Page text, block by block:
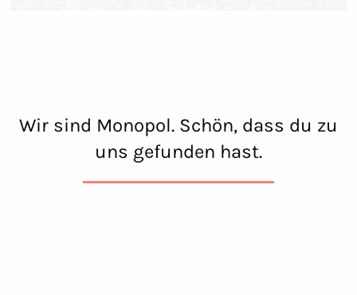
Wir sind Monopol. Schön, dass du zu
uns gefunden hast.